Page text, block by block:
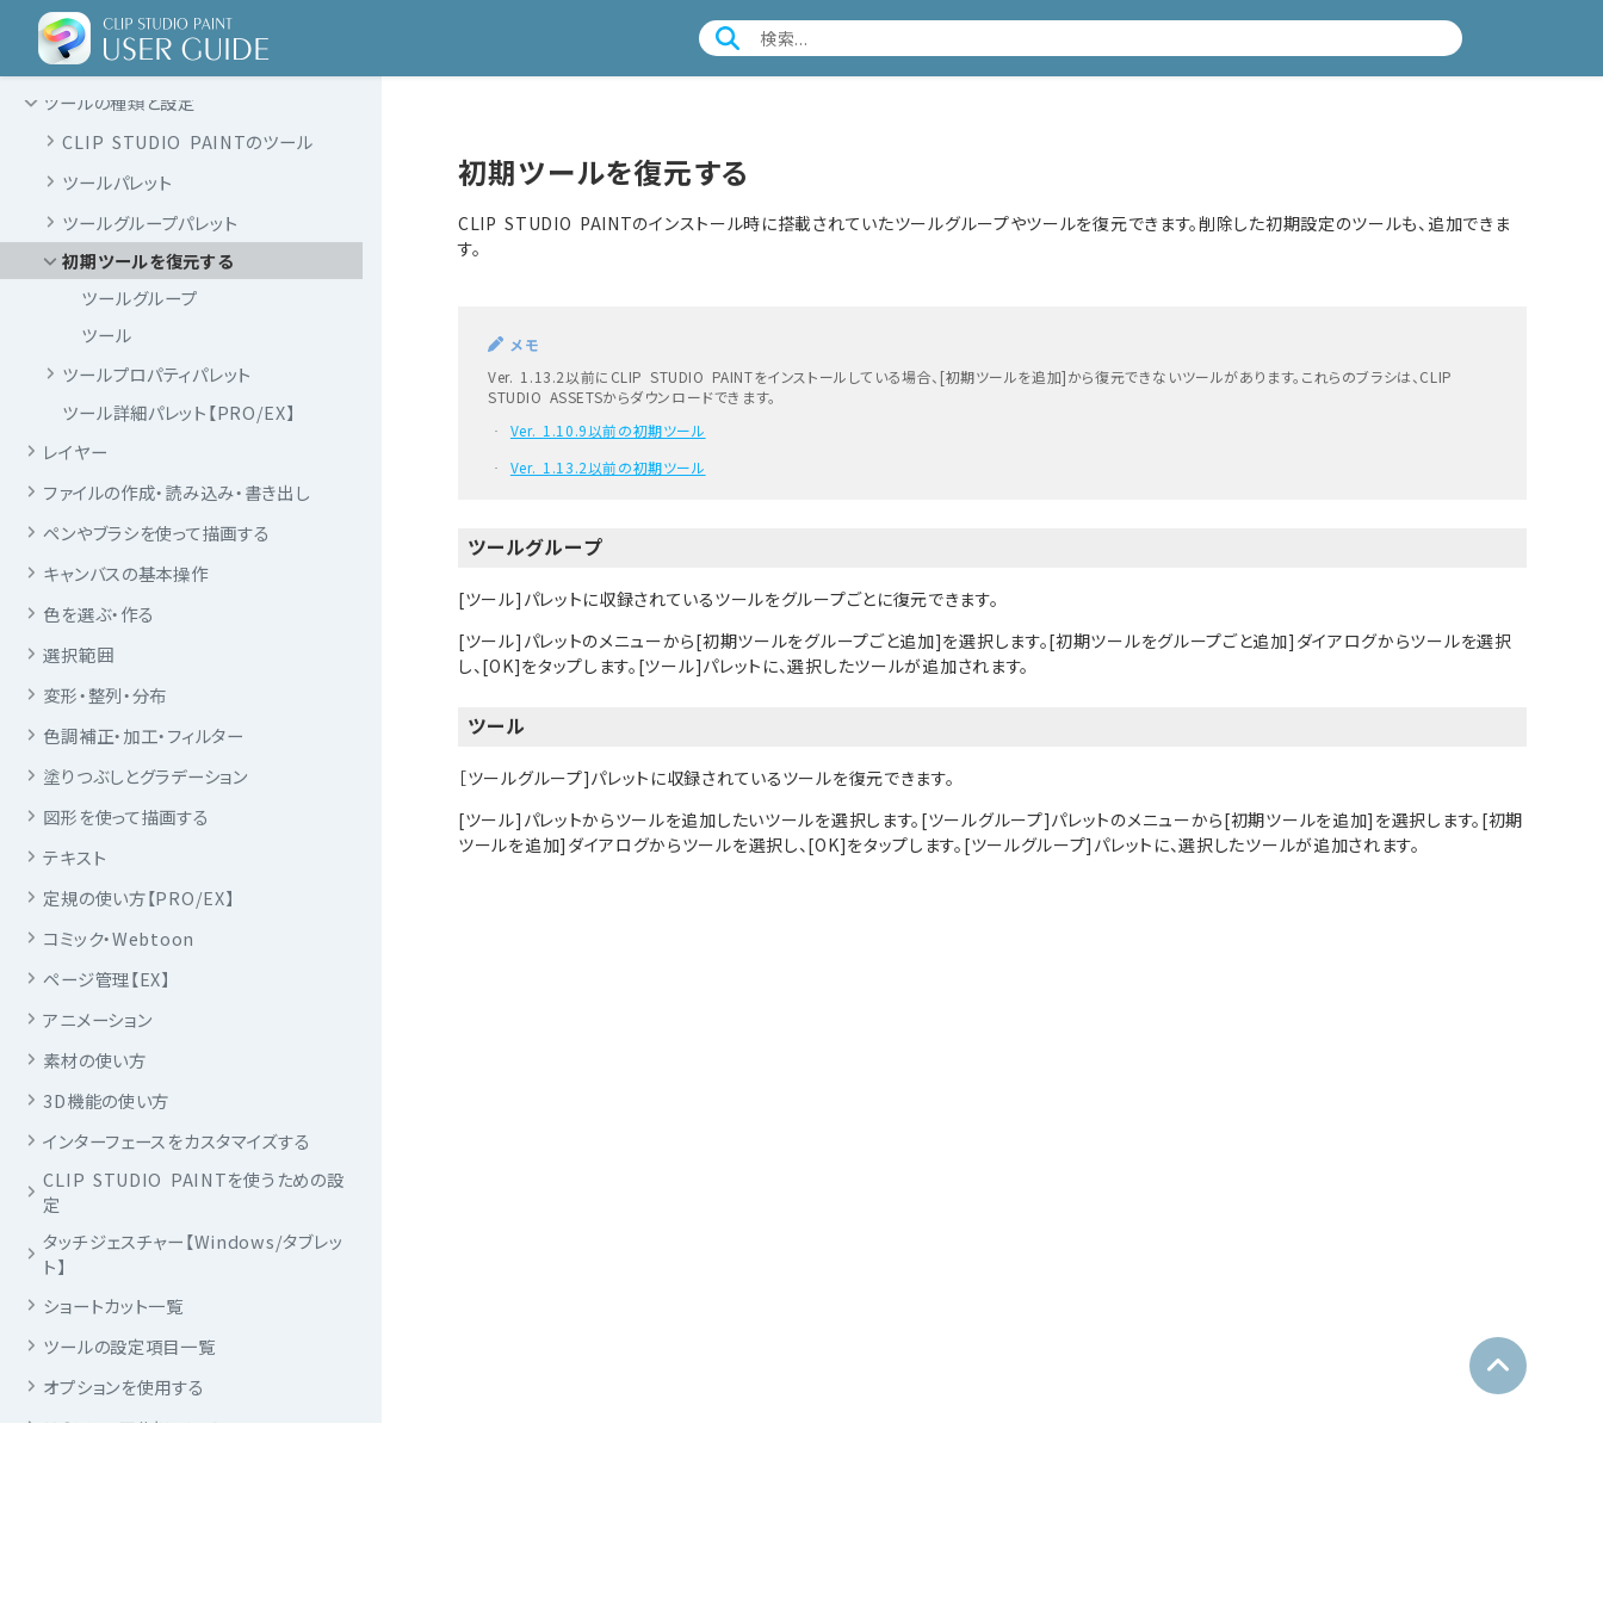
タブレットの基本的な操作
【iPad/Android】
ツールの種類と設定
CLIP STUDIO PAINTのツール
ツールパレット
ツールグループパレット
初期ツールを復元する
ツールグループ
ツール
ツールプロパティパレット
ツール詳細パレット【PRO/EX】
レイヤー
ファイルの作成・読み込み・書き出し
ペンやブラシを使って描画する
キャンバスの基本操作
色を選ぶ・作る
選択範囲
変形・整列・分布
色調補正・加工・フィルター
塗りつぶしとグラデーション
図形を使って描画する
テキスト
定規の使い方【PRO/EX】
コミック・Webtoon
ページ管理【EX】
アニメーション
素材の使い方
3D機能の使い方
インターフェースをカスタマイズする
CLIP STUDIO PAINTを使うための設
定
タッチジェスチャー【Windows/タブレッ
ト】
ショートカット一覧
ツールの設定項目一覧
オプションを使用する
このマニュアルについて
初期ツールを復元する
CLIP STUDIO PAINTのインストール時に搭載されていたツールグループやツールを復元できます。削除した初期設定のツールも、追加できま
す。
メモ
Ver. 1.13.2以前にCLIP STUDIO PAINTをインストールしている場合、[初期ツールを追加]から復元できないツールがあります。これらのブラシは、CLIP
STUDIO ASSETSからダウンロードできます。
· Ver. 1.10.9以前の初期ツール
· Ver. 1.13.2以前の初期ツール
ツールグループ
[ツール]パレットに収録されているツールをグループごとに復元できます。
[ツール]パレットのメニューから[初期ツールをグループごと追加]を選択します。[初期ツールをグループごと追加]ダイアログからツールを選択
し、[OK]をタップします。[ツール]パレットに、選択したツールが追加されます。
ツール
［ツールグループ]パレットに収録されているツールを復元できます。
[ツール]パレットからツールを追加したいツールを選択します。[ツールグループ]パレットのメニューから[初期ツールを追加]を選択します。[初期
ツールを追加]ダイアログからツールを選択し、[OK]をタップします。[ツールグループ]パレット に、選択したツールが追加されます。